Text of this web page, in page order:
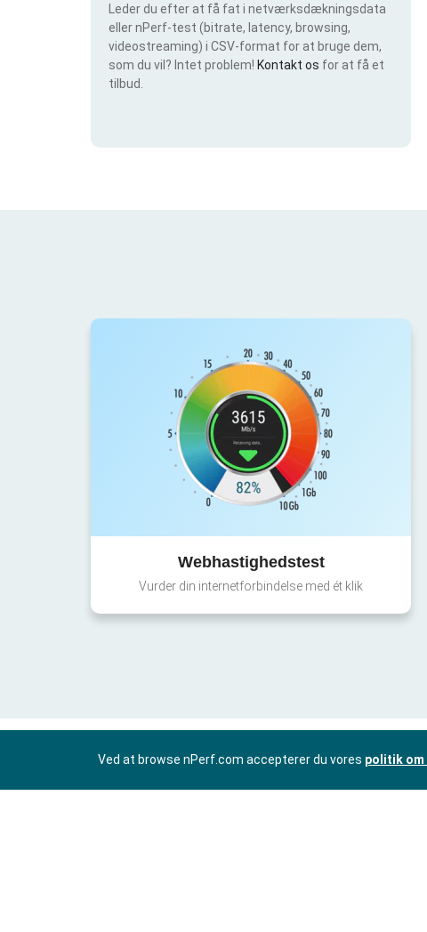
Leder du efter at få fat i netværksdækningsdata
eller nPerf-test (bitrate, latency, browsing,
videostreaming) i CSV-format for at bruge dem,
som du vil? Intet problem! Kontakt os for at få et
tilbud.
Webhastighedstest
Vurder din internetforbindelse med ét klik
Ved at browse nPerf.com accepterer du vores politik om